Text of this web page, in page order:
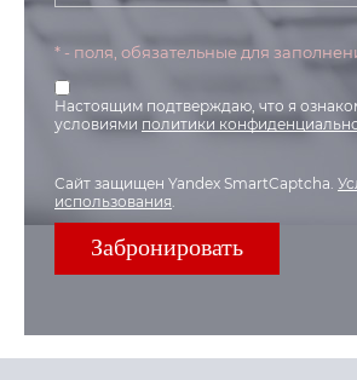
* - поля, обязательные для
Настоящим подтверждаю, что я
условиями политики
Сайт защищен Yandex SmartCaptcha.
использования.